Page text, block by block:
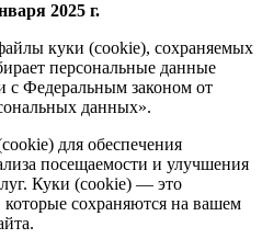
2025 г.
куки (cookie), сохраняемых
персональные данные
с Федеральным законом от
данных».
для обеспечения
посещаемости и улучшения
Куки (cookie) — это
сохраняются на вашем